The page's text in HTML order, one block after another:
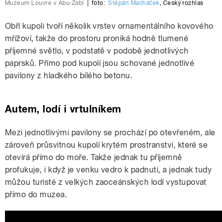
Muzeum Louvre v Abu Zabí foto: Štěpán Macháček, Český rozhlas
Obří kupoli tvoří několik vrstev ornamentálního kovového
mřížoví, takže do prostoru proniká hodně tlumené
příjemné světlo, v podstatě v podobě jednotlivých
paprsků. Přímo pod kupolí jsou schované jednotlivé
pavilony z hladkého bílého betonu.
Autem, lodí i vrtulníkem
Mezi jednotlivými pavilony se prochází po otevřeném, ale
zároveň průsvitnou kupolí krytém prostranství, které se
otevírá přímo do moře. Takže jednak tu příjemně
profukuje, i když je venku vedro k padnutí, a jednak tudy
můžou turisté z velkých zaoceánských lodí vystupovat
přímo do muzea.